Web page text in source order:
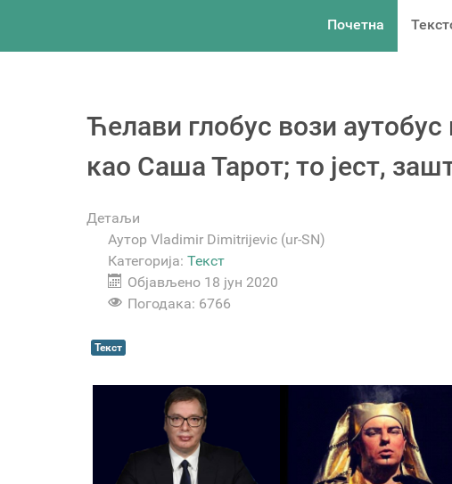
Почетна
Ћелави глобус вози
као Саша Тарот; то јест,
Детаљи
Аутор Vladimir Dimitrijevic (ur-SN)
Категорија: Текст
Објављено 18 јун 2020
Погодака: 6766
Текст